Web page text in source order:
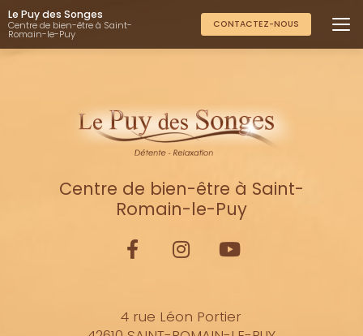
Aller
au
contenu
principal
Le Puy des Songes
Centre de bien-être à Saint-
Romain-le-Puy
CONTACTEZ-NOUS
Centre de bien-être à Saint-
Romain-le-Puy
4 rue Léon Portier